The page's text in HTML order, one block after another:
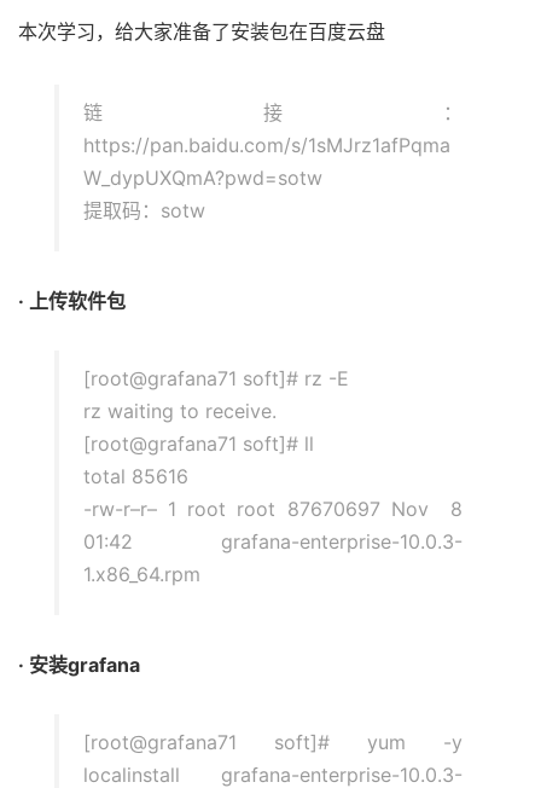
本次学习，给大家准备了安装包在百度云盘
链接：
https://pan.baidu.com/s/1sMJrz1afPqma
W_dypUXQmA?pwd=sotw
提取码：sotw
· 上传软件包
[root@grafana71 soft]# rz -E
rz waiting to receive.
[root@grafana71 soft]# ll
total 85616
-rw-r–r– 1 root root 87670697 Nov 8
01:42 grafana-enterprise-10.0.3-
1.x86_64.rpm
· 安装grafana
[root@grafana71 soft]# yum -y
localinstall grafana-enterprise-10.0.3-